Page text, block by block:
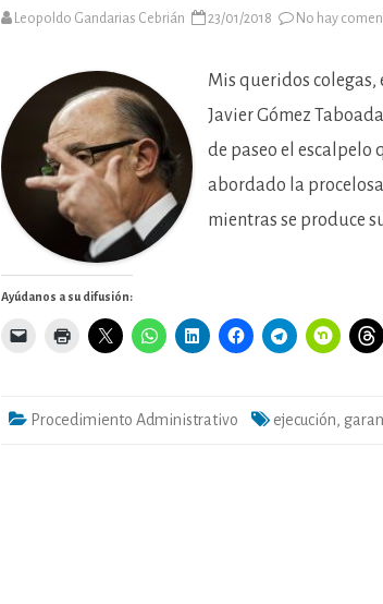
Leopoldo Gandarias Cebrián 23/01/2018 No hay
Mis queridos colegas,
Javier Gómez
de paseo el escalpelo
abordado la
mientras se produce
Ayúdanos a su difusión:
Procedimiento Administrativo ejecución,